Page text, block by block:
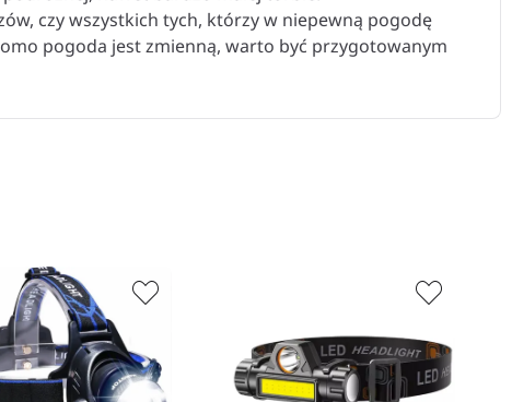
czy wszystkich tych, którzy w niepewną pogodę
pogoda jest zmienną, warto być przygotowanym